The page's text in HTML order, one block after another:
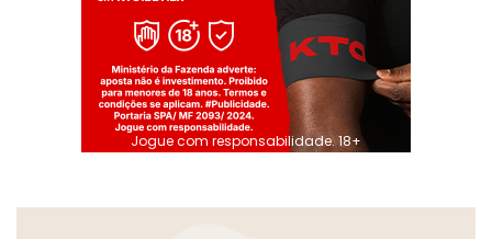
Jogue com responsabilidade. 18+